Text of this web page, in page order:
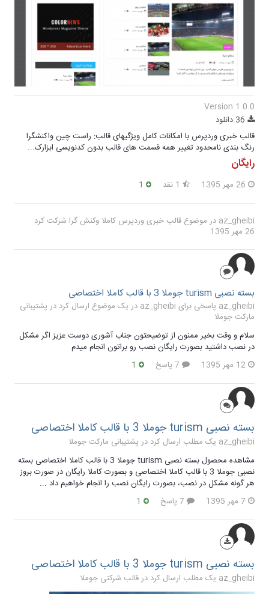
Version 1.0.0
قالب خبری وردپرس با امکانات کامل ویژگیهای قالب: راست چین واکنشگرا
رنگ بندی نامحدود تغییر همه قسمت های قالب بدون کدنویسی ابزارک...
رایگان
26 مهر 1395
az_gheibi در موضوع قالب خبری وردپرس کاملا وکنش گرا شرکت کرد
26 مهر 1395
بسته نصبی turism جوملا 3 با قالب کاملا اختصاصی
az_gheibi پاسخی برای az_gheibi در یک موضوع ارسال کرد در
پشتیبانی
مارکت جوملا
سلام و وقت بخیر ممنون از توضیحتون جناب آشوری دوست عزیز اگر مشکل
در نصب داشتید بصورت رایگان نصب رو براتون انجام میدم
12 مهر 1395
بسته نصبی turism جوملا 3 با قالب کاملا اختصاصی
az_gheibi یک مطلب ارسال کرد در
پشتیبانی مارکت جوملا
مشاهده محصول بسته نصبی turism جوملا 3 با قالب کاملا اختصاصی بسته
نصبی جوملا 3 با قالب کاملا اختصاصی و بصورت کاملا رایگان در صورت بروز
هر گونه مشکل در نصب، بصورت رایگان نصب را انجام خواهیم داد ...
7 مهر 1395
بسته نصبی turism جوملا 3 با قالب کاملا اختصاصی
az_gheibi یک مطلب ارسال کرد در قالب شرکتی جوملا